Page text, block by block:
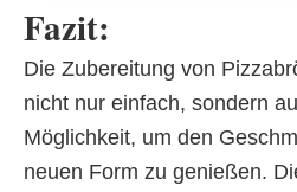
Fazit:
Die Zubereitung von
nicht nur einfach, sondern
Möglichkeit, um den
neuen Form zu genießen.